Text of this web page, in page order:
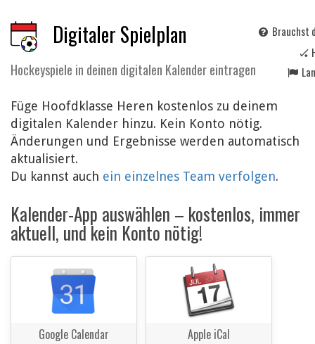
Digitaler Spielplan
Hockeyspiele in deinen digitalen Kalender eintragen
Brauchst
🏑
Füge Hoofdklasse Heren kostenlos zu deinem
digitalen Kalender hinzu. Kein Konto nötig.
Änderungen und Ergebnisse werden automatisch
aktualisiert.
Du kannst auch ein einzelnes Team verfolgen.
Kalender-App auswählen – kostenlos, immer
aktuell, und kein Konto nötig!
Google Calendar Apple iCal